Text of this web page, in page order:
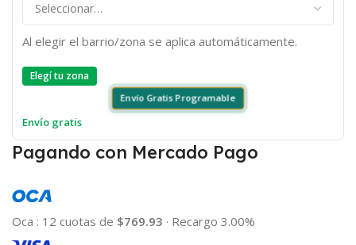
Al elegir el barrio/zona se aplica automáticamente.
Elegí tu zona
Envío Gratis Programable
Envío gratis
Pagando con Mercado Pago
Oca : 12 cuotas de $769.93 · Recargo 3.00%